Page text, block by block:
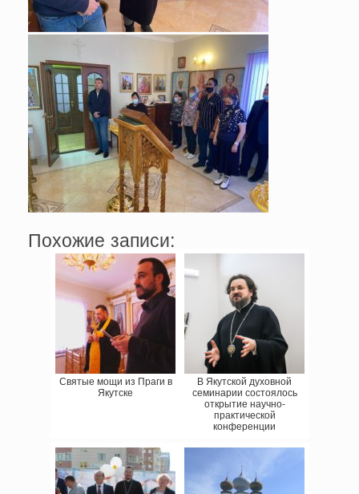
Похожие записи:
Святые мощи из Праги в
Якутске
В Якутской духовной
семинарии состоялось
открытие научно-
практической
конференции